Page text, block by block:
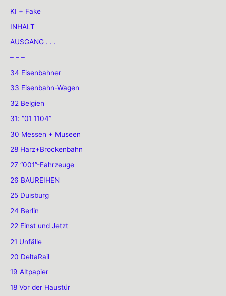
KI + Fake
INHALT
AUSGANG . . .
– – –
34 Eisenbahner
33 Eisenbahn-Wagen
32 Belgien
31: “01 1104”
30 Messen + Museen
28 Harz+Brockenbahn
27 “001”-Fahrzeuge
26 BAUREIHEN
25 Duisburg
24 Berlin
22 Einst und Jetzt
21 Unfälle
20 DeltaRail
19 Altpapier
18 Vor der Haustür